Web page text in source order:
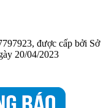
được cấp bởi Sở
20/04/2023